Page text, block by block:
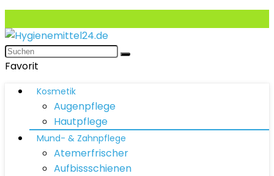
Favorit
Kosmetik
Augenpflege
Hautpflege
Mund- & Zahnpflege
Atemerfrischer
Aufbissschienen